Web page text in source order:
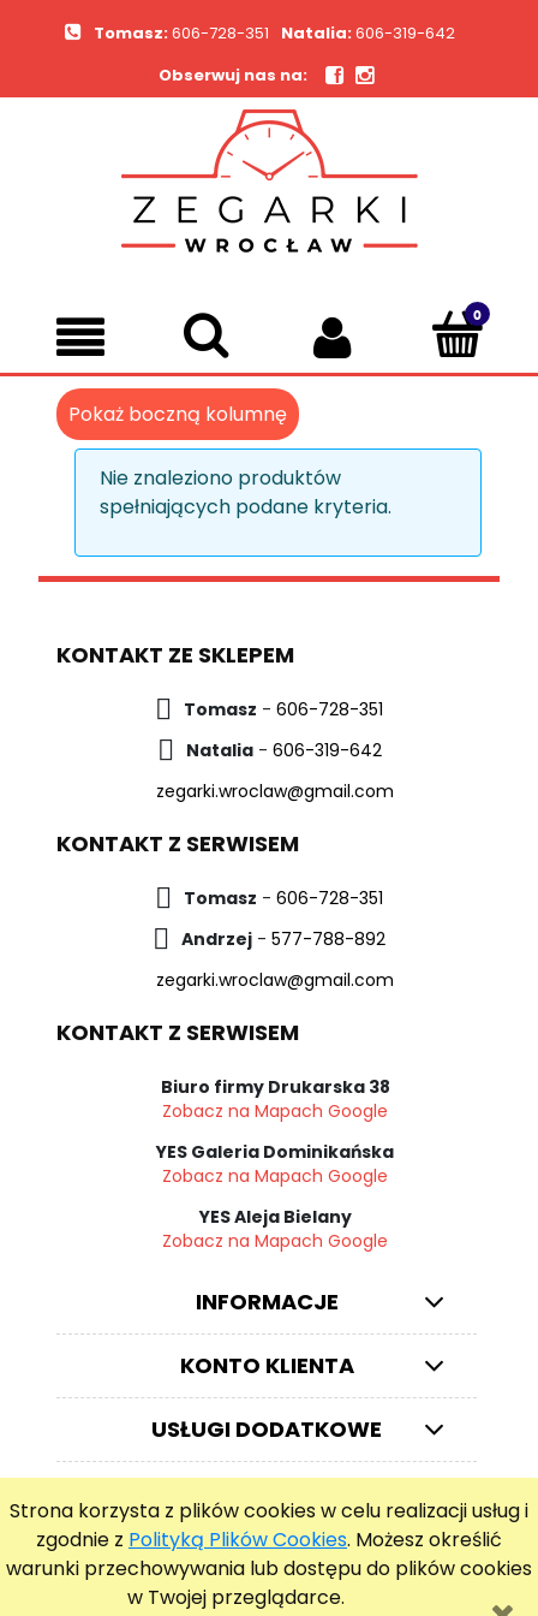
Strona korzysta z plików cookies w celu realizacji usług i
zgodnie z Polityką Plików Cookies. Możesz określić
warunki przechowywania lub dostępu do plików cookies
w Twojej przeglądarce.
Tomasz:606-728-351 Natalia:606-319-642
Obserwuj nas na:
Pokaż boczną kolumnę
Nie znaleziono produktów
spełniających podane kryteria.
KONTAKT ZE SKLEPEM
Tomasz - 606-728-351
Natalia- 606-319-642
zegarki.wroclaw@gmail.com
KONTAKT Z SERWISEM
Tomasz - 606-728-351
Andrzej - 577-788-892
zegarki.wroclaw@gmail.com
KONTAKT Z SERWISEM
Biuro firmy Drukarska 38
Zobacz na Mapach Google
YES Galeria Dominikańska
Zobacz na Mapach Google
YES Aleja Bielany
Zobacz na Mapach Google
INFORMACJE
KONTO KLIENTA
USŁUGI DODATKOWE
© ZEGARKIWROCLAW.PL
pokaż pełną wersję strony